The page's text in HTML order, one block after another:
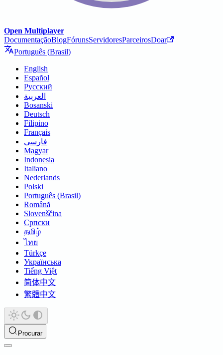
Open Multiplayer
DocumentaçãoBlogFórunsServidoresParceirosDoar
Português (Brasil)
English
Español
Русский
العربية
Bosanski
Deutsch
Filipino
Français
فارسی
Magyar
Indonesia
Italiano
Nederlands
Polski
Português (Brasil)
Română
Slovenščina
Српски
தமிழ்
ไทย
Türkçe
Українська
Tiếng Việt
简体中文
繁體中文
Procurar